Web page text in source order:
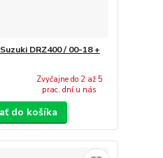
DRZ400 / 00-18 +
Zvyčajne do 2 až 5
prac. dní u nás
do košíka